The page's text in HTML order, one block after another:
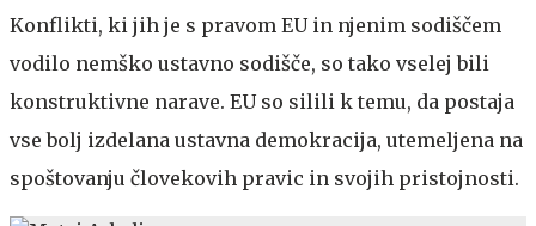
Konflikti, ki jih je s pravom EU in njenim sodiščem
vodilo nemško ustavno sodišče, so tako vselej bili
konstruktivne narave. EU so silili k temu, da postaja
vse bolj izdelana ustavna demokracija, utemeljena na
spoštovanju človekovih pravic in svojih pristojnosti.